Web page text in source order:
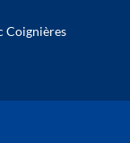
Coignières